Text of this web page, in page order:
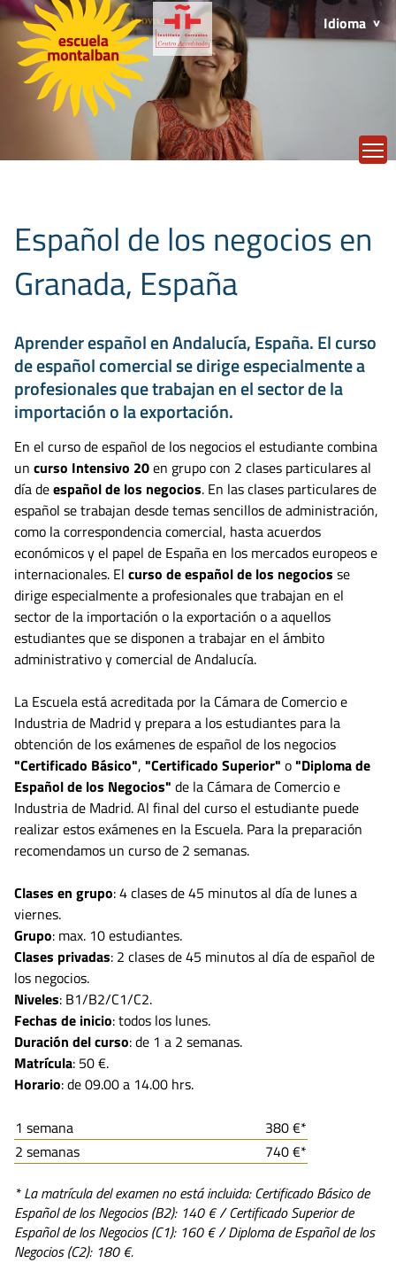
Idioma
Español de los negocios en
Granada, España
Aprender español en Andalucía, España. El curso
de español comercial se dirige especialmente a
profesionales que trabajan en el sector de la
importación o la exportación.
En el curso de español de los negocios el estudiante combina
un curso Intensivo 20en grupo con 2 clases particulares al
día deespañol de los negocios. En las clases particulares de
español se trabajan desde temas sencillos de administración,
como la correspondencia comercial, hasta acuerdos
económicos y el papel de España en los mercados europeos e
internacionales. El curso de español de los negocios se
dirige especialmente a profesionales que trabajan en el
sector de la importación o la exportación o a aquellos
estudiantes que se disponen a trabajar en el ámbito
administrativo y comercial de Andalucía.
La Escuela está acreditada por la Cámara de Comercio e
Industria de Madrid y prepara a los estudiantes para la
obtención de los exámenes de español de los negocios
"Certificado Básico", "Certificado Superior" o"Diploma de
Español de los Negocios" de la Cámara de Comercio e
Industria de Madrid. Al final del curso el estudiante puede
realizar estos exámenes en la Escuela. Para la preparación
recomendamos un curso de 2 semanas.
Clases en grupo: 4 clases de 45 minutos al día de lunes a
viernes.
Grupo: max. 10 estudiantes.
Clases privadas: 2 clases de 45 minutos al día de español de
los negocios.
Niveles: B1/B2/C1/C2.
Fechas de inicio: todos los lunes.
Duración del curso: de 1 a 2 semanas.
Matrícula: 50 €.
Horario: de 09.00 a 14.00 hrs.
1 semana
380 €*
2 semanas
740 €*
* La matrícula del examen no está incluida: Certificado Básico de
Español de los Negocios (B2): 140 € / Certificado Superior de
Español de los Negocios (C1): 160 € / Diploma de Español de los
Negocios (C2): 180 €.